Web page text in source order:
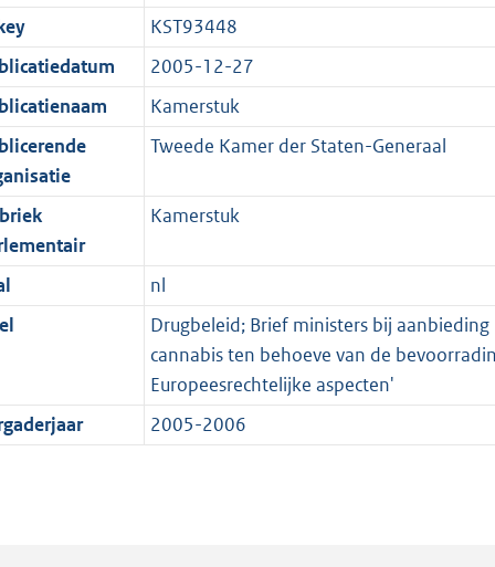
KST93448
2005-12-27
Kamerstuk
Tweede Kamer der Staten-Generaal
Kamerstuk
nl
Drugbeleid; Brief ministers bij
cannabis ten behoeve van de
Europeesrechtelijke aspecten'
2005-2006